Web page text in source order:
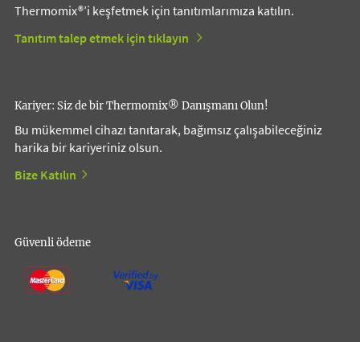
Thermomix®’i keşfetmek için tanıtımlarımıza katılın.
Tanıtım talep etmek için tıklayın
Kariyer: Siz de bir Thermomix® Danışmanı Olun!
Bu mükemmel cihazı tanıtarak, bağımsız çalışabileceğiniz
harika bir kariyeriniz olsun.
Bize Katılın
Güvenli ödeme